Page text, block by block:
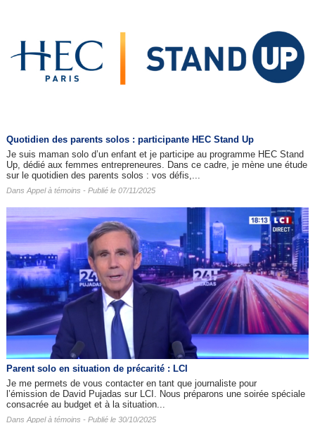
Quotidien des parents solos : participante HEC Stand Up
Je suis maman solo d’un enfant et je participe au programme HEC Stand
Up, dédié aux femmes entrepreneures. Dans ce cadre, je mène une étude
sur le quotidien des parents solos : vos défis,...
Dans Appel à témoins - Publié le 07/11/2025
Parent solo en situation de précarité : LCI
Je me permets de vous contacter en tant que journaliste pour
l’émission de David Pujadas sur LCI. Nous préparons une soirée spéciale
consacrée au budget et à la situation...
Dans Appel à témoins - Publié le 30/10/2025